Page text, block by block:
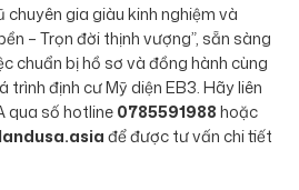
chuyên gia giàu kinh nghiệm và
– Trọn đời thịnh vượng”, sẵn sàng
chuẩn bị hồ sơ và đồng hành cùng
định cư Mỹ diện EB3. Hãy liên
qua số hotline0785591988hoặc
để được tư vấn chi tiết